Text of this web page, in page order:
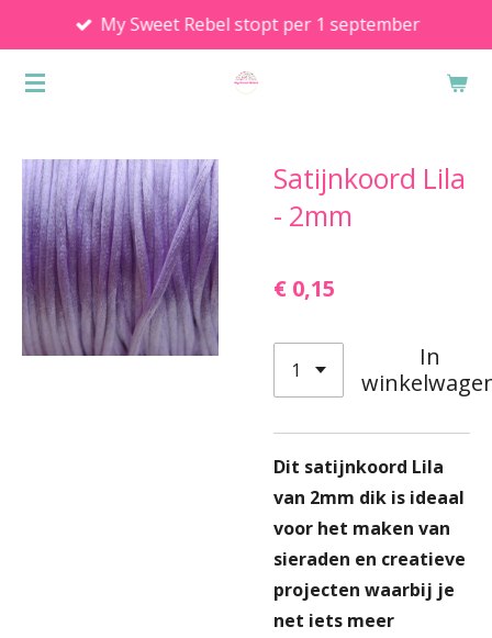
direct
naar
My Sweet Rebel stopt per 1 september
Satijnkoord Lila
- 2mm
€ 0,15
In
Dit satijnkoord Lila
van 2mm dik is ideaal
voor het maken van
sieraden en creatieve
projecten waarbij je
net iets meer